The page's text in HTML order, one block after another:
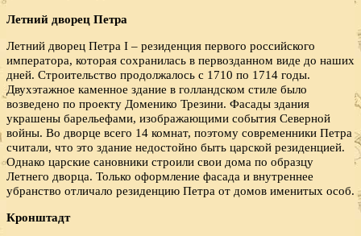
Летний дворец Петра
Летний дворец Петра I – резиденция первого российского
императора, которая сохранилась в первозданном виде до наших
дней. Строительство продолжалось с 1710 по 1714 годы.
Двухэтажное каменное здание в голландском стиле было
возведено по проекту Доменико Трезини. Фасады здания
украшены барельефами, изображающими события Северной
войны. Во дворце всего 14 комнат, поэтому современники Петра
считали, что это здание недостойно быть царской резиденцией.
Однако царские сановники строили свои дома по образцу
Летнего дворца. Только оформление фасада и внутреннее
убранство отличало резиденцию Петра от домов именитых особ.
Кронштадт